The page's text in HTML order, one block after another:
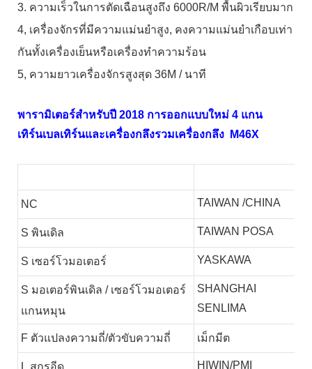
3. ความเร็วในการตัดเฉือนสูงถึง 6000R/M พื้นผิวเรียบมาก
4, เครื่องจักรที่มีความแม่นยำสูง, คงความแม่นยำเกือบเท่า
กันทั้งเครื่องเย็นหรือเครื่องทำความร้อน
5, ความยาวเครื่องจักรสูงสุด 36M / นาที
พารามิเตอร์สำหรับปี 2018 การออกแบบใหม่ 4 แกน
เทิร์นเบลเทิร์นและเครื่องกลึงรวมเครื่องกลึง M46X
NC TAIWAN /CHINA
S พินเดิล TAIWAN POSA
S เซอร์โวมอเตอร์ YASKAWA
S มอเตอร์พินเดิล / เซอร์โวมอเตอร์
แกนหมุน
SHANGHAI
SENLIMA
F ตัวแปลงความถี่/ตัวขับความถี่ เม็กมีต
L สกรูอีด HIWIN/PMI